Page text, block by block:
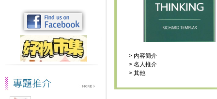
> 內容簡介
> 名人推介
> 其他